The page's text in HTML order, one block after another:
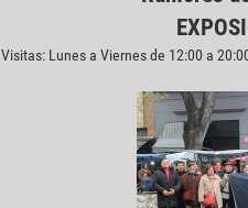
Visitas: Lunes a Viernes de 12:00 a